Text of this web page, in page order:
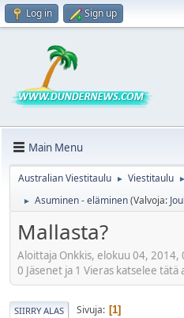
Log in Sign up
Main Menu
Australian Viestitaulu ► Viestitaulu ►
► Asuminen - eläminen(Valvoja:
Mallasta?
Aloittaja Onkkis, elokuu 04, 2014,
0 Jäsenet ja 1 Vieras katselee tätä
SIIRRY ALAS Sivuja 1